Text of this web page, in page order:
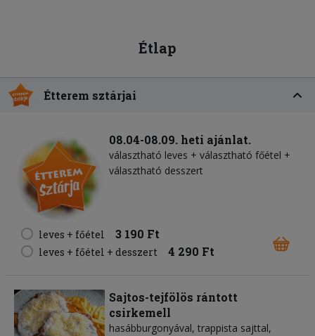
Étlap
Étterem sztárjai
08.04-08.09. heti ajánlat.
választható leves + választható főétel +
választható desszert
leves + főétel 3 190 Ft
leves + főétel + desszert 4 290 Ft
Sajtos-tejfölös rántott
csirkemell
hasábburgonyával, trappista sajttal,